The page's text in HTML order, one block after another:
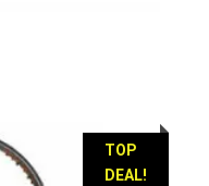
TOP
DEAL!